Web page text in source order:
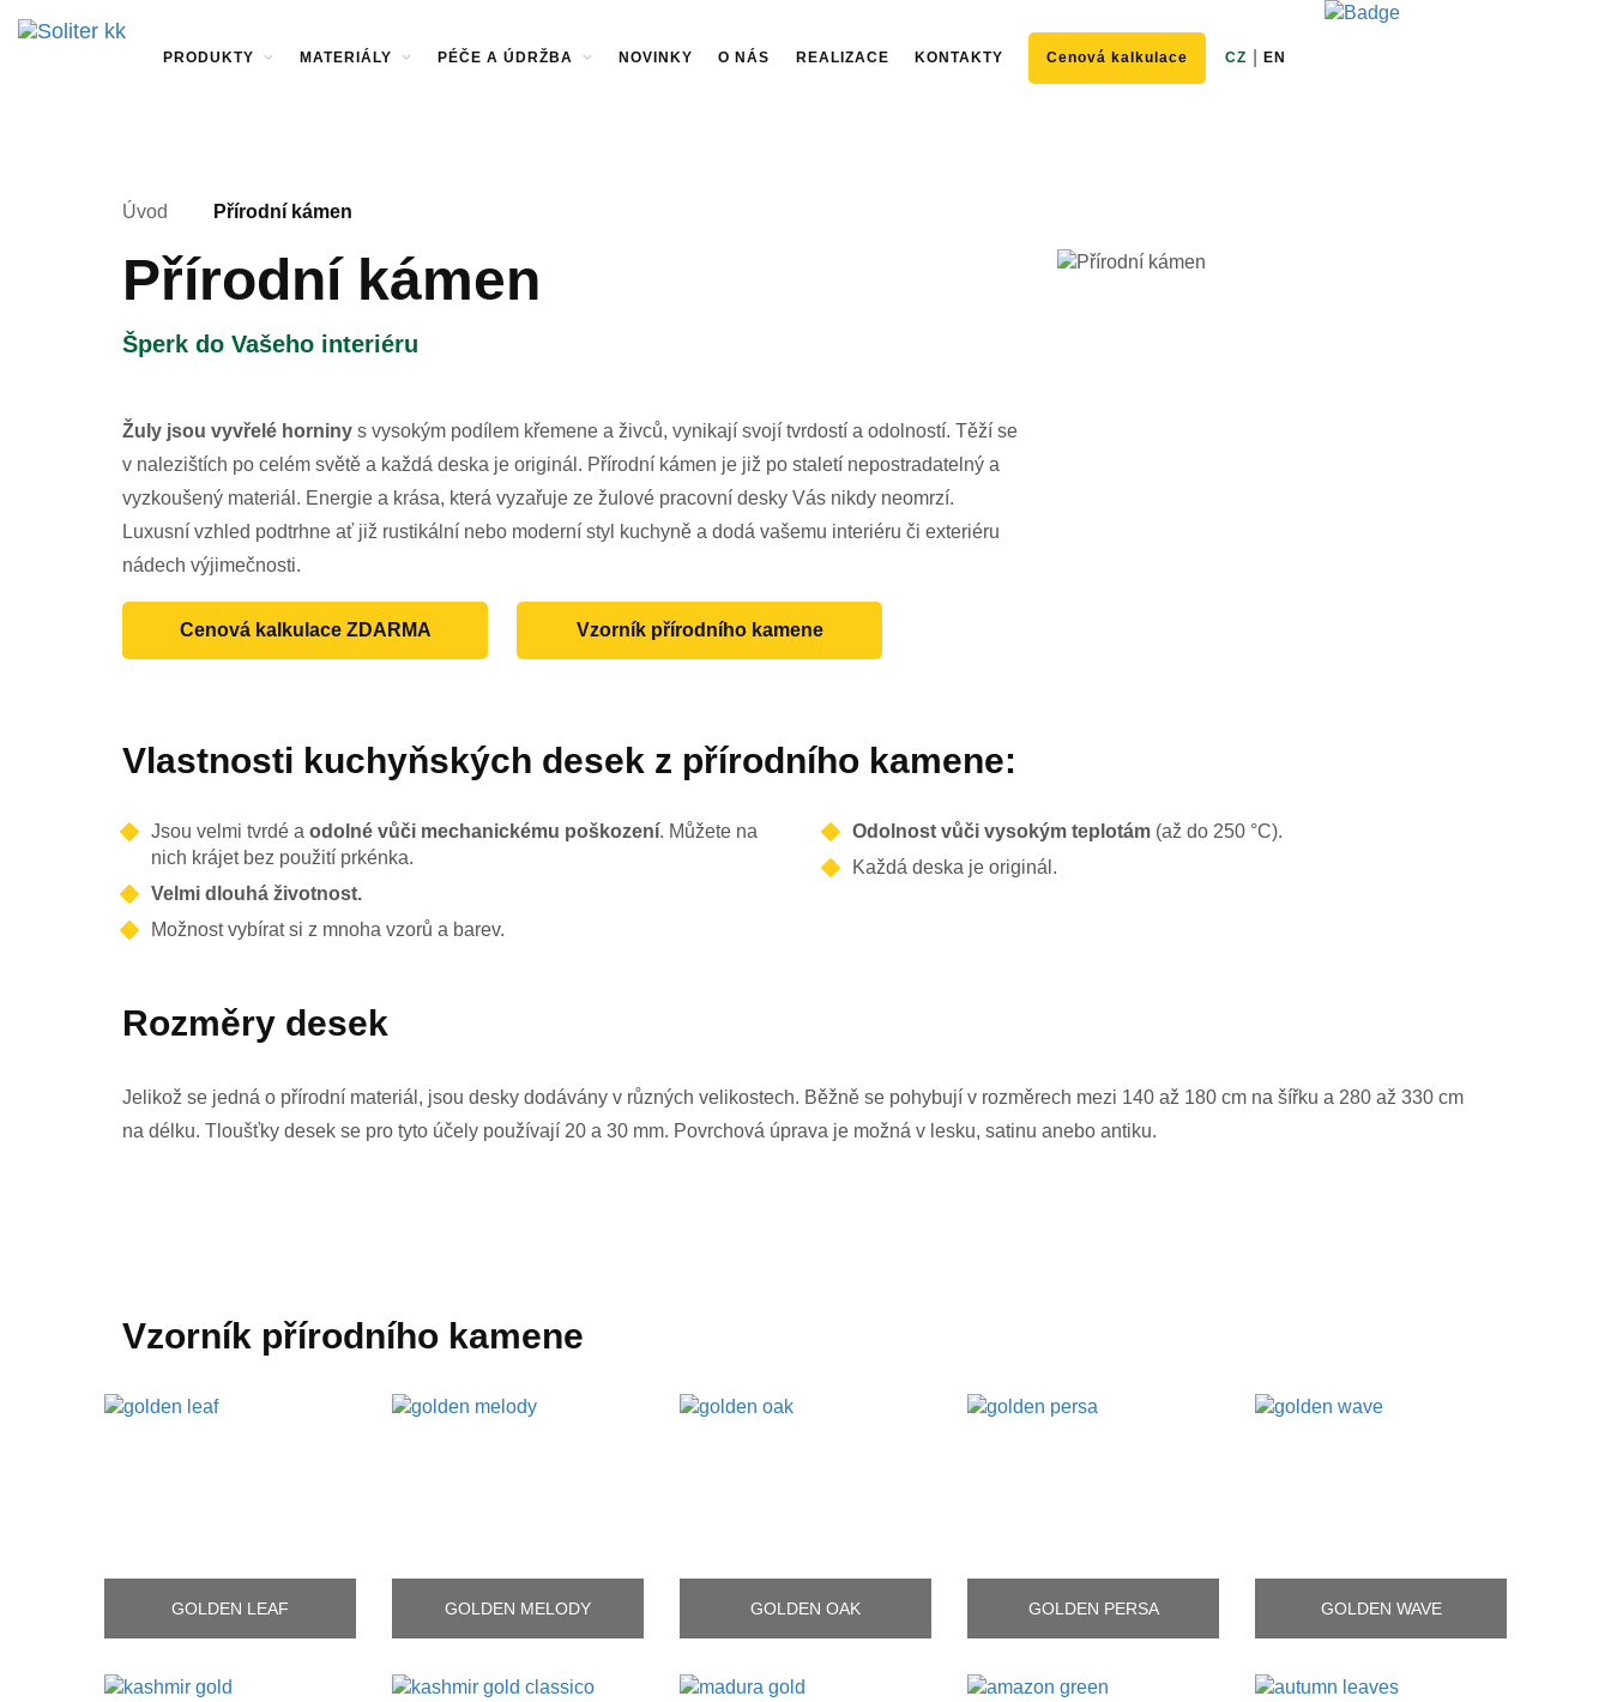
PRODUKTY MATERIÁLY PÉČE A ÚDRŽBA NOVINKY O NÁS REALIZACE KONTAKTY Cenová kalkulace CZ EN
Úvod Přírodní kámen
Přírodní kámen
Šperk do Vašeho interiéru
Žuly jsou vyvřelé horniny s vysokým podílem křemene a živců, vynikají svojí tvrdostí a odolností. Těží se
v nalezištích po celém světě a každá deska je originál. Přírodní kámen je již po staletí nepostradatelný a
vyzkoušený materiál. Energie a krása, která vyzařuje ze žulové pracovní desky Vás nikdy neomrzí.
Luxusní vzhled podtrhne ať již rustikální nebo moderní styl kuchyně a dodá vašemu interiéru či exteriéru
nádech výjimečnosti.
Cenová kalkulace ZDARMA Vzorník přírodního kamene
Vlastnosti kuchyňských desek z přírodního kamene:
Jsou velmi tvrdé a odolné vůči mechanickému poškození. Můžete na
nich krájet bez použití prkénka.
Velmi dlouhá životnost.
Možnost vybírat si z mnoha vzorů a barev.
Odolnost vůči vysokým teplotám (až do 250 °C).
Každá deska je originál.
Rozměry desek
Jelikož se jedná o přírodní materiál, jsou desky dodávány v různých velikostech. Běžně se pohybují v rozměrech mezi 140 až 180 cm na šířku a 280 až 330 cm
na délku. Tloušťky desek se pro tyto účely používají 20 a 30 mm. Povrchová úprava je možná v lesku, satinu anebo antiku.
Vzorník přírodního kamene
GOLDEN LEAF GOLDEN MELODY GOLDEN OAK GOLDEN PERSA GOLDEN WAVE